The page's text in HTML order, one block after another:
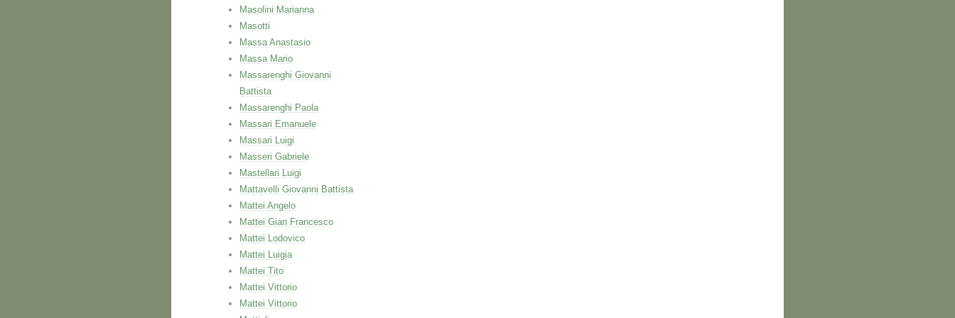
Masolini Marianna
Masotti
Massa Anastasio
Massa Mario
Massarenghi Giovanni
Battista
Massarenghi Paola
Massari Emanuele
Massari Luigi
Masseri Gabriele
Mastellari Luigi
Mattavelli Giovanni Battista
Mattei Angelo
Mattei Gian Francesco
Mattei Lodovico
Mattei Luigia
Mattei Tito
Mattei Vittorio
Mattei Vittorio